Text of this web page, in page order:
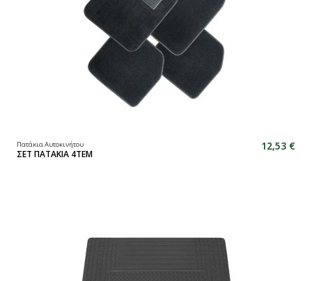
Πατάκια Αυτοκινήτου
ΣΕΤ ΠΑΤΑΚΙΑ 4TEM
12,53 €